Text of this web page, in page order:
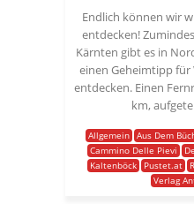
Endlich können wir
entdecken!
Kärnten gibt es in
einen Geheimtipp für
entdecken. Einen
km,
Allgemein Aus Dem
Cammino Delle Pievi
Kaltenböck
Pustet.at
Verlag